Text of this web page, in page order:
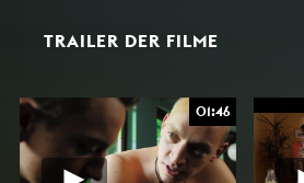
TRAILER DER FILME
01:46